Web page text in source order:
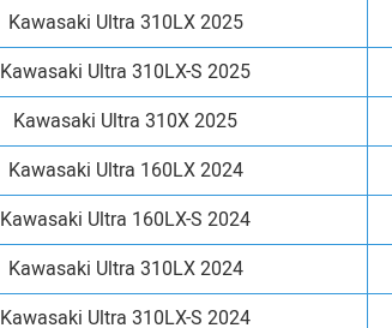
Kawasaki Ultra 310LX 2025
Kawasaki Ultra 310LX-S 2025
Kawasaki Ultra 310X 2025
Kawasaki Ultra 160LX 2024
Kawasaki Ultra 160LX-S 2024
Kawasaki Ultra 310LX 2024
Kawasaki Ultra 310LX-S 2024